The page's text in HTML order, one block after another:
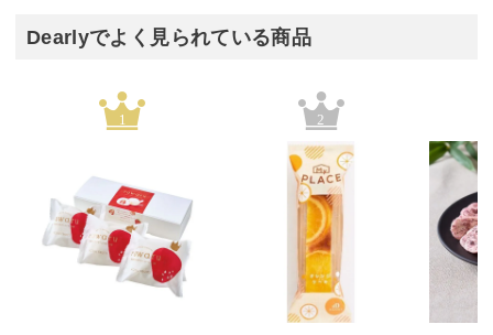
Dearlyでよく見られている商品
1 2